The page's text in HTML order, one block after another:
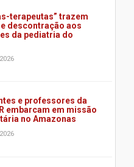
terapeutas” trazem
descontração aos
da pediatria do
e professores da
embarcam em missão
no Amazonas